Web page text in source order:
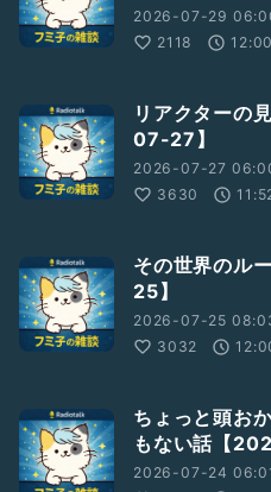
2026-07-29
2118
12:00
リアクターの
07-27】
2026-07-27
3630
その世界のル
25】
2026-07-25
3032
ちょっと頭お
もない話【
2026-07-24